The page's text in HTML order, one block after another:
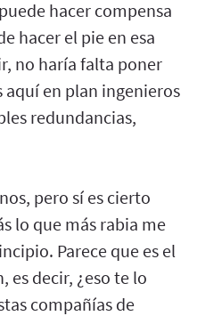
hacer compensa
hacer el pie en esa
no haría falta poner
aquí en plan ingenieros
redundancias,
pero sí es cierto
lo que más rabia me
Parece que es el
es decir, ¿eso te lo
compañías de